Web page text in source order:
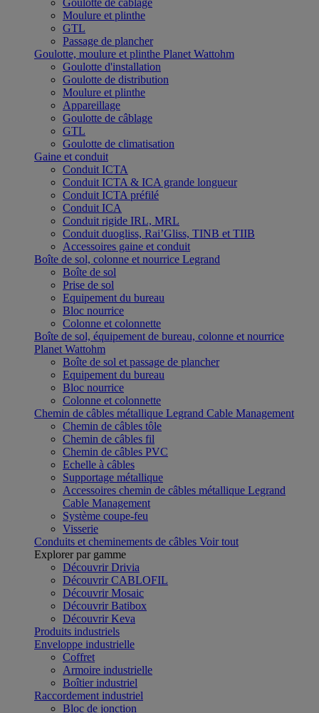
Goulotte de câblage
Moulure et plinthe
GTL
Passage de plancher
Goulotte, moulure et plinthe Planet Wattohm
Goulotte d'installation
Goulotte de distribution
Moulure et plinthe
Appareillage
Goulotte de câblage
GTL
Goulotte de climatisation
Gaine et conduit
Conduit ICTA
Conduit ICTA & ICA grande longueur
Conduit ICTA préfilé
Conduit ICA
Conduit rigide IRL, MRL
Conduit duogliss, Rai’Gliss, TINB et TIIB
Accessoires gaine et conduit
Boîte de sol, colonne et nourrice Legrand
Boîte de sol
Prise de sol
Equipement du bureau
Bloc nourrice
Colonne et colonnette
Boîte de sol, équipement de bureau, colonne et nourrice
Planet Wattohm
Boîte de sol et passage de plancher
Equipement du bureau
Bloc nourrice
Colonne et colonnette
Chemin de câbles métallique Legrand Cable Management
Chemin de câbles tôle
Chemin de câbles fil
Chemin de câbles PVC
Echelle à câbles
Supportage métallique
Accessoires chemin de câbles métallique Legrand
Cable Management
Système coupe-feu
Visserie
Conduits et cheminements de câbles Voir tout
Explorer par gamme
Découvrir Drivia
Découvrir CABLOFIL
Découvrir Mosaic
Découvrir Batibox
Découvrir Keva
Produits industriels
Enveloppe industrielle
Coffret
Armoire industrielle
Boîtier industriel
Raccordement industriel
Bloc de jonction